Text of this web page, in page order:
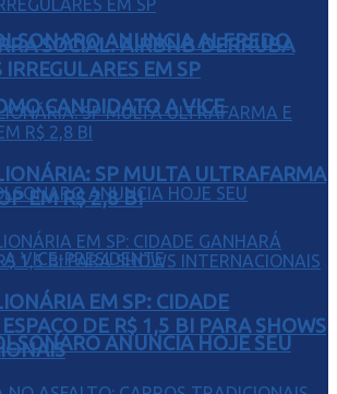
ANUNCIA ALFREDO
CANDIDATO A VICE
ANUNCIA HOJE SEU
SOCIAL: AIRBNB DERRUBA
EM SP
SP MULTA ULTRAFARMA
EM R$ 2,8 BI
EM SP: CIDADE
DE R$ 1,5 BI PARA SHOWS